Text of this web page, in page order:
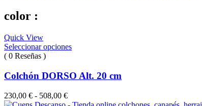
color :
Quick View
Seleccionar opciones
( 0 Reseñas )
Colchón DORSO Alt. 20 cm
230,00 € - 508,00 €Rango
de